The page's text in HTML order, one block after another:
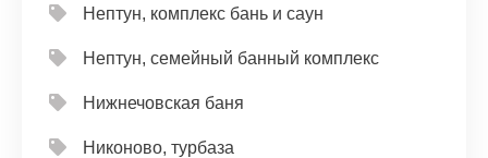
Нептун, комплекс бань и саун
Нептун, семейный банный комплекс
Нижнечовская баня
Никоново, турбаза